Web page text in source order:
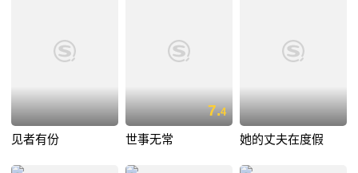
见者有份
7.4
世事无常 她的丈夫在度假